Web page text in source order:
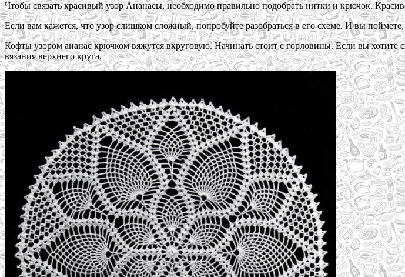
Чтобы связать красивый узор Ананасы, необходимо правильно подобрать нитки и крючок.
Если вам кажется, что узор слишком сложный, попробуйте разобраться в его схеме. И вы
Кофты узором ананас крючком вяжутся вкруговую. Начинать стоит с горловины. Если вы хотите
вязания верхнего круга.